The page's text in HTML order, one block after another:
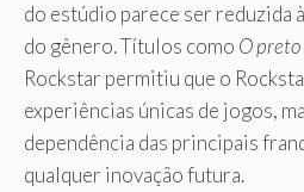
do estúdio parece ser reduzida
do gênero. Títulos como O preto
Rockstar permitiu que o
experiências únicas de jogos,
dependência das principais
qualquer inovação futura.